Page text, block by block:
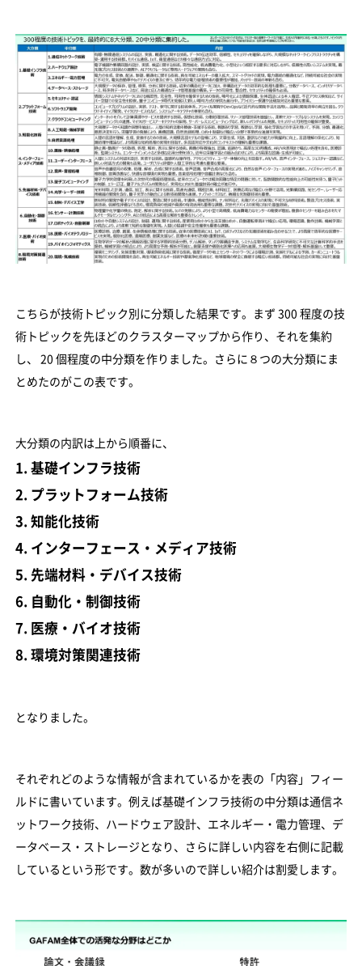
こちらが技術トピック別に分類した結果です。まず 300 程度の技
術トピックを先ほどのクラスターマップから作り、それを集約
し、 20 個程度の中分類を作りました。さらに８つの大分類にま
とめたのがこの表です。
大分類の内訳は上から順番に、
1. 基礎インフラ技術
2. プラットフォーム技術
3. 知能化技術
4. インターフェース・メディア技術
5. 先端材料・デバイス技術
6. 自動化・制御技術
7. 医療・バイオ技術
8. 環境対策関連技術
となりました。
それぞれどのような情報が含まれているかを表の「内容」フィー
ルドに書いています。例えば基礎インフラ技術の中分類は通信ネ
ットワーク技術、ハードウェア設計、エネルギー・電力管理、デ
ータベース・ストレージとなり、さらに詳しい内容を右側に記載
しているという形です。数が多いので詳しい紹介は割愛します。